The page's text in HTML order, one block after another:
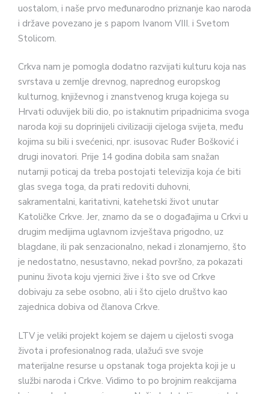
uostalom, i naše prvo međunarodno priznanje kao naroda
i države povezano je s papom Ivanom VIII. i Svetom
Stolicom.
Crkva nam je pomogla dodatno razvijati kulturu koja nas
svrstava u zemlje drevnog, naprednog europskog
kulturnog, književnog i znanstvenog kruga kojega su
Hrvati oduvijek bili dio, po istaknutim pripadnicima svoga
naroda koji su doprinijeli civilizaciji cijeloga svijeta, među
kojima su bili i svećenici, npr. isusovac Ruđer Bošković i
drugi inovatori. Prije 14 godina dobila sam snažan
nutarnji poticaj da treba postojati televizija koja će biti
glas svega toga, da prati redoviti duhovni,
sakramentalni, karitativni, katehetski život unutar
Katoličke Crkve. Jer, znamo da se o događajima u Crkvi u
drugim medijima uglavnom izvještava prigodno, uz
blagdane, ili pak senzacionalno, nekad i zlonamjerno, što
je nedostatno, nesustavno, nekad površno, za pokazati
puninu života koju vjernici žive i što sve od Crkve
dobivaju za sebe osobno, ali i što cijelo društvo kao
zajednica dobiva od članova Crkve.
LTV je veliki projekt kojem se dajem u cijelosti svoga
života i profesionalnog rada, ulažući sve svoje
materijalne resurse u opstanak toga projekta koji je u
službi naroda i Crkve. Vidimo to po brojnim reakcijama